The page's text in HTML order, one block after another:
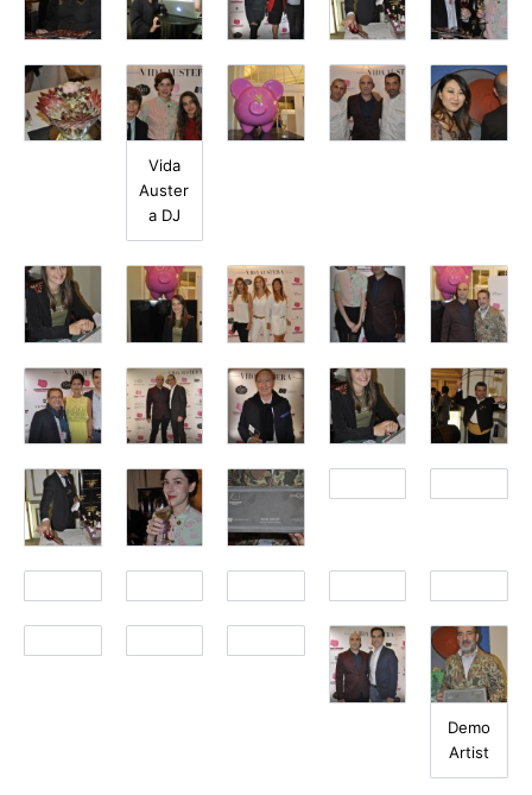
Vida
Auster
a DJ
Demo
Artist